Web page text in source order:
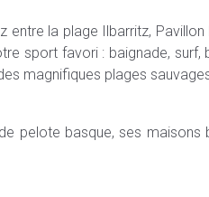
la plage Ilbarritz,
sport favori : baignade,
magnifiques plages
pelote basque, ses